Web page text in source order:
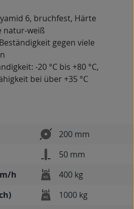
6, bruchfest, Härte
natur-weiß
gegen viele
-20 °C bis +80 °C,
bei über +35 °C
200 mm
50 mm
h
400 kg
1000 kg